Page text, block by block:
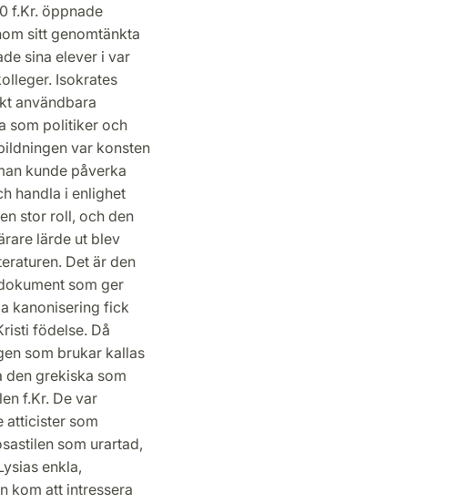
f.Kr. öppnade
sitt genomtänkta
sina elever i var
Isokrates
användbara
som politiker och
var konsten
kunde påverka
handla i enlighet
stor roll, och den
lärde ut blev
Det är den
som ger
kanonisering fick
födelse. Då
som brukar kallas
den grekiska som
f.Kr. De var
atticister som
som urartad,
enkla,
kom att intressera